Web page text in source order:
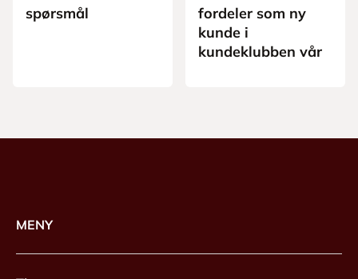
spørsmål
fordeler som ny
kunde i
kundeklubben vår
MENY